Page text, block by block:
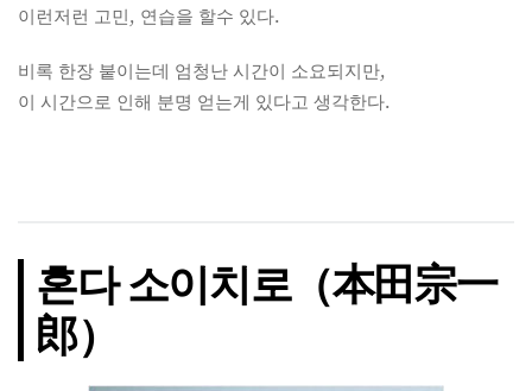
이런저런 고민, 연습을 할수 있다.
비록 한장 붙이는데 엄청난 시간이 소요되지만,
이 시간으로 인해 분명 얻는게 있다고 생각한다.
혼다 소이치로（本田宗一
郎）